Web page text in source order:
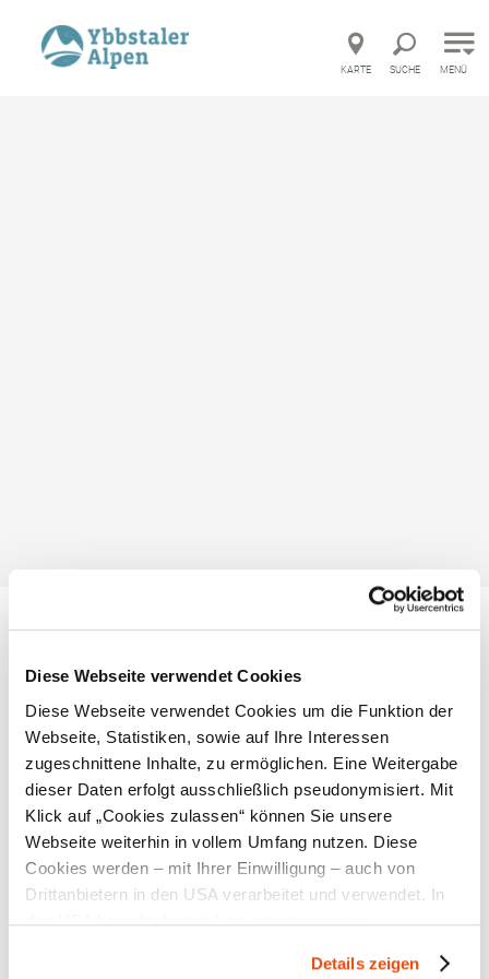
Diese Webseite verwendet Cookies
Diese Webseite verwendet Cookies um die Funktion der
Webseite, Statistiken, sowie auf Ihre Interessen
zugeschnittene Inhalte, zu ermöglichen. Eine Weitergabe
dieser Daten erfolgt ausschließlich pseudonymisiert. Mit
Klick auf „Cookies zulassen“ können Sie unsere
Webseite weiterhin in vollem Umfang nutzen. Diese
Cookies werden – mit Ihrer Einwilligung – auch von
Drittanbietern in den USA verarbeitet und verwendet. In
den USA besteht derzeit kein angemessenes
dass staatliche Sicherheitsbehörden entsprechende
Details zeigen
Direkt zur Volltextsuche
Direkt zum Inhalt
KARTE SUCHE MENÜ
Kontakt
Öffentliche Anreise
Route mit Google Maps
Lage/Karte
Empfehlungen und Tipps in der Umgebung